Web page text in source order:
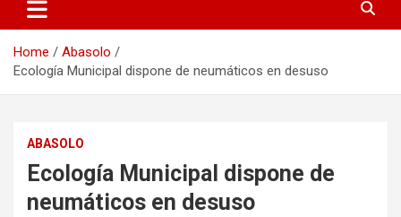
Home
Abasolo
Ecología Municipal dispone de neumáticos en desuso
ABASOLO
Ecología Municipal dispone de
neumáticos en desuso